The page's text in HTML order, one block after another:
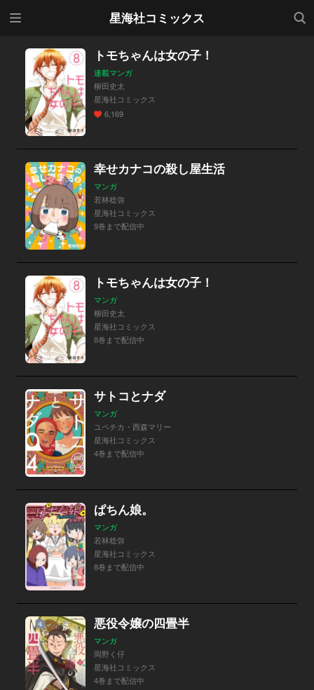
星海社コミックス
検索
トモちゃんは女の子！
連載マンガ
柳田史太
星海社コミックス
6,169
幸せカナコの殺し屋生活
マンガ
若林稔弥
星海社コミックス
9巻まで配信中
トモちゃんは女の子！
マンガ
柳田史太
星海社コミックス
8巻まで配信中
サトコとナダ
マンガ
ユペチカ・西森マリー
星海社コミックス
4巻まで配信中
ぱちん娘。
マンガ
若林稔弥
星海社コミックス
8巻まで配信中
悪役令嬢の四畳半
マンガ
岡野く仔
星海社コミックス
4巻まで配信中